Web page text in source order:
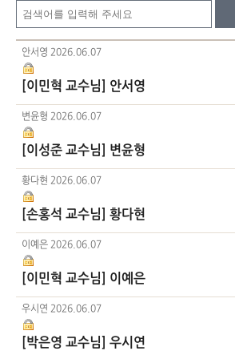
안서영 2026.06.07
[이민혁 교수님] 안서영
변윤형 2026.06.07
[이성준 교수님] 변윤형
황다현 2026.06.07
[손홍석 교수님] 황다현
이예은 2026.06.07
[이민혁 교수님] 이예은
우시연 2026.06.07
[박은영 교수님] 우시연